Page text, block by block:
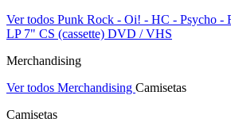
Ver todos Punk Rock - Oi! - HC - Psycho -
LP 7" CS (cassette) DVD / VHS
Merchandising
Ver todos Merchandising Camisetas
Camisetas